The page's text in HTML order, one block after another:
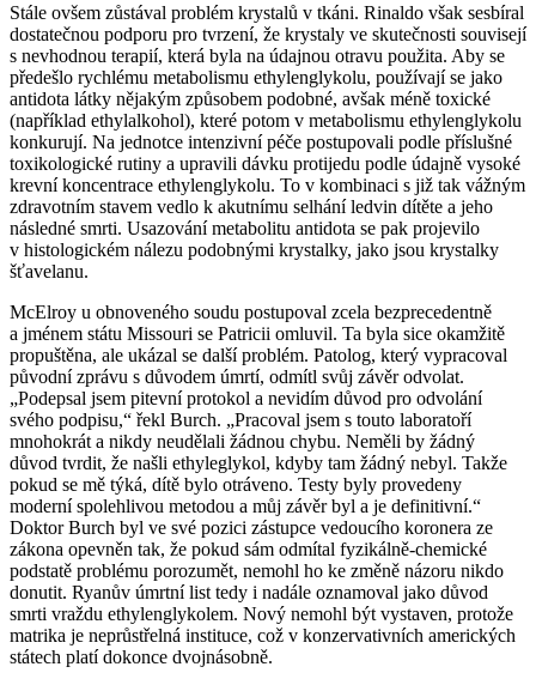
Stále ovšem zůstával problém krystalů v tkáni. Rinaldo však sesbíral
dostatečnou podporu pro tvrzení, že krystaly ve skutečnosti souvisejí
s nevhodnou terapií, která byla na údajnou otravu použita. Aby se
předešlo rychlému metabolismu ethylenglykolu, používají se jako
antidota látky nějakým způsobem podobné, avšak méně toxické
(například ethylalkohol), které potom v metabolismu ethylenglykolu
konkurují. Na jednotce intenzivní péče postupovali podle příslušné
toxikologické rutiny a upravili dávku protijedu podle údajně vysoké
krevní koncentrace ethylenglykolu. To v kombinaci s již tak vážným
zdravotním stavem vedlo k akutnímu selhání ledvin dítěte a jeho
následné smrti. Usazování metabolitu antidota se pak projevilo
v histologickém nálezu podobnými krystalky, jako jsou krystalky
šťavelanu.
McElroy u obnoveného soudu postupoval zcela bezprecedentně
a jménem státu Missouri se Patricii omluvil. Ta byla sice okamžitě
propuštěna, ale ukázal se další problém. Patolog, který vypracoval
původní zprávu s důvodem úmrtí, odmítl svůj závěr odvolat.
„Podepsal jsem pitevní protokol a nevidím důvod pro odvolání
svého podpisu,“ řekl Burch. „Pracoval jsem s touto laboratoří
mnohokrát a nikdy neudělali žádnou chybu. Neměli by žádný
důvod tvrdit, že našli ethyleglykol, kdyby tam žádný nebyl. Takže
pokud se mě týká, dítě bylo otráveno. Testy byly provedeny
moderní spolehlivou metodou a můj závěr byl a je definitivní.“
Doktor Burch byl ve své pozici zástupce vedoucího koronera ze
zákona opevněn tak, že pokud sám odmítal fyzikálně-chemické
podstatě problému porozumět, nemohl ho ke změně názoru nikdo
donutit. Ryanův úmrtní list tedy i nadále oznamoval jako důvod
smrti vraždu ethylenglykolem. Nový nemohl být vystaven, protože
matrika je neprůstřelná instituce, což v konzervativních amerických
státech platí dokonce dvojnásobně.